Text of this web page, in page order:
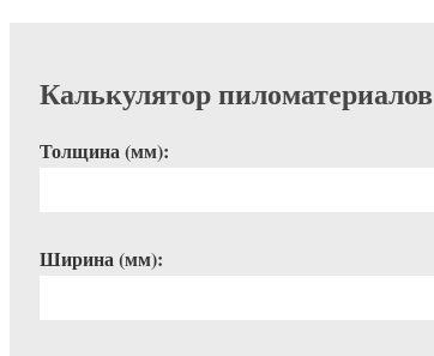
Калькулятор пиломатериалов
Толщина (мм):
Ширина (мм):